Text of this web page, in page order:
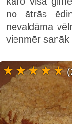
no ātrās
nevaldāma
vienmēr